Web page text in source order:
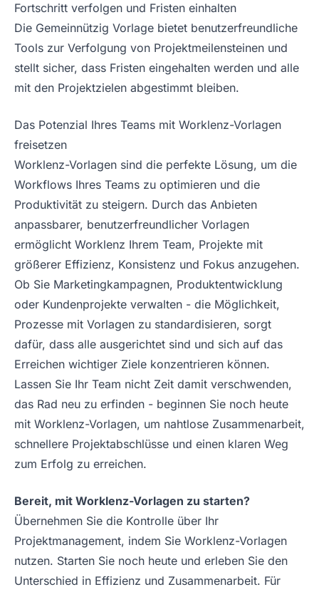
Fortschritt verfolgen und Fristen einhalten
Die Gemeinnützig Vorlage bietet benutzerfreundliche
Tools zur Verfolgung von Projektmeilensteinen und
stellt sicher, dass Fristen eingehalten werden und alle
mit den Projektzielen abgestimmt bleiben.
Das Potenzial Ihres Teams mit Worklenz-Vorlagen
freisetzen
Worklenz-Vorlagen sind die perfekte Lösung, um die
Workflows Ihres Teams zu optimieren und die
Produktivität zu steigern. Durch das Anbieten
anpassbarer, benutzerfreundlicher Vorlagen
ermöglicht Worklenz Ihrem Team, Projekte mit
größerer Effizienz, Konsistenz und Fokus anzugehen.
Ob Sie Marketingkampagnen, Produktentwicklung
oder Kundenprojekte verwalten - die Möglichkeit,
Prozesse mit Vorlagen zu standardisieren, sorgt
dafür, dass alle ausgerichtet sind und sich auf das
Erreichen wichtiger Ziele konzentrieren können.
Lassen Sie Ihr Team nicht Zeit damit verschwenden,
das Rad neu zu erfinden - beginnen Sie noch heute
mit Worklenz-Vorlagen, um nahtlose Zusammenarbeit,
schnellere Projektabschlüsse und einen klaren Weg
zum Erfolg zu erreichen.
Bereit, mit Worklenz-Vorlagen zu starten?
Übernehmen Sie die Kontrolle über Ihr
Projektmanagement, indem Sie Worklenz-Vorlagen
nutzen. Starten Sie noch heute und erleben Sie den
Unterschied in Effizienz und Zusammenarbeit. Für